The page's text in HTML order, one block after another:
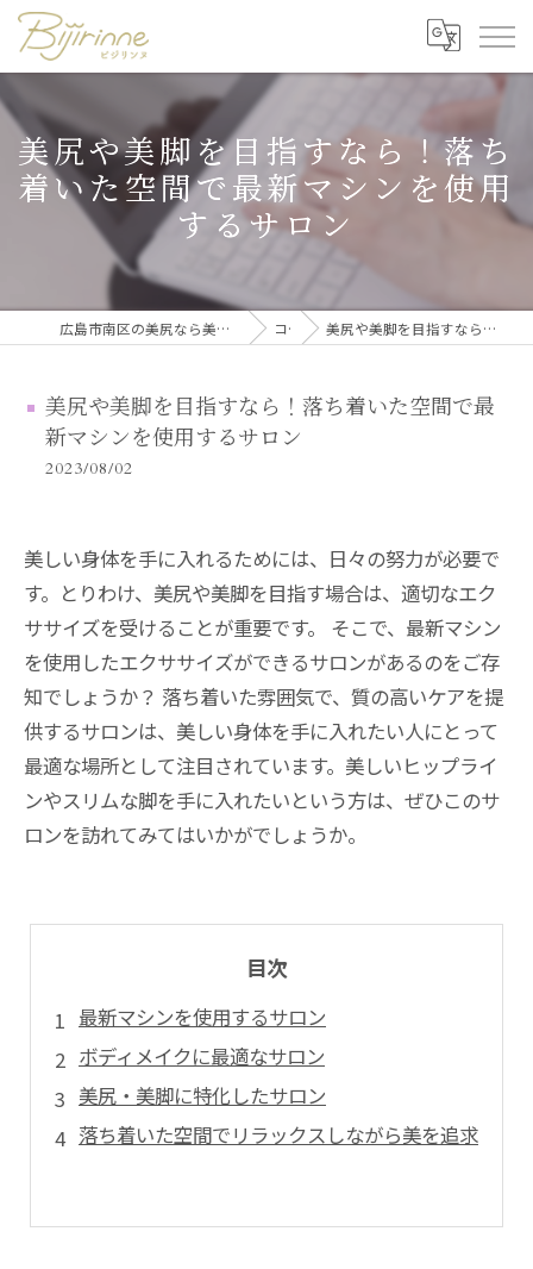
美尻や美脚を目指すなら！落ち
着いた空間で最新マシンを使用
するサロン
広島市南区の美尻なら美尻・美脚トレーニング・セルフ脱毛 ビジリンヌ コラム 美尻や美脚を目指すなら！落ち着いた空間で最新マシンを使用するサロン
美尻や美脚を目指すなら！落ち着いた空間で最
新マシンを使用するサロン
2023/08/02
美しい身体を手に入れるためには、日々の努力が必要で
す。とりわけ、美尻や美脚を目指す場合は、適切なエク
ササイズを受けることが重要です。 そこで、最新マシン
を使用したエクササイズができるサロンがあるのをご存
知でしょうか？ 落ち着いた雰囲気で、質の高いケアを提
供するサロンは、美しい身体を手に入れたい人にとって
最適な場所として注目されています。美しいヒップライ
ンやスリムな脚を手に入れたいという方は、ぜひこのサ
ロンを訪れてみてはいかがでしょうか。
目次
最新マシンを使用するサロン
ボディメイクに最適なサロン
美尻・美脚に特化したサロン
落ち着いた空間でリラックスしながら美を追求